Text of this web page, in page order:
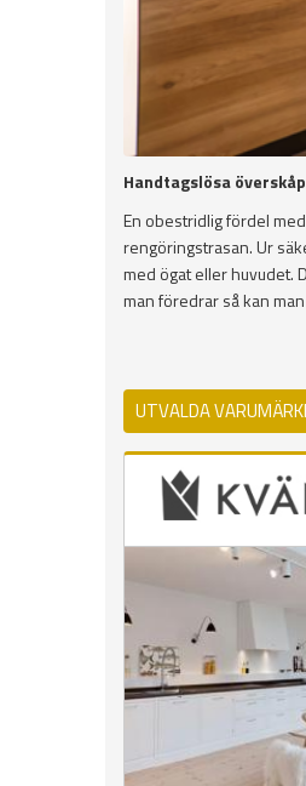
Handtagslösa överskåp
En obestridlig fördel
rengöringstrasan. Ur
med ögat eller huvudet.
man föredrar så kan
UTVALDA